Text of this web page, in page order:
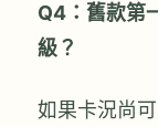
Q4：舊款第
級？
如果卡況尚